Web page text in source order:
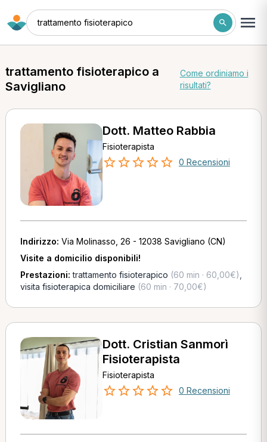
trattamento fisioterapico
trattamento fisioterapico a
Savigliano
Come ordiniamo i
risultati?
Dott. Matteo Rabbia
Fisioterapista
0 Recensioni
Indirizzo: Via Molinasso, 26 - 12038 Savigliano (CN)
Visite a domicilio disponibili!
Prestazioni:trattamento fisioterapico (60 min · 60,00€)
visita fisioterapica domiciliare (60 min · 70,00€)
Dott. Cristian Sanmorì
Fisioterapista
Fisioterapista
0 Recensioni